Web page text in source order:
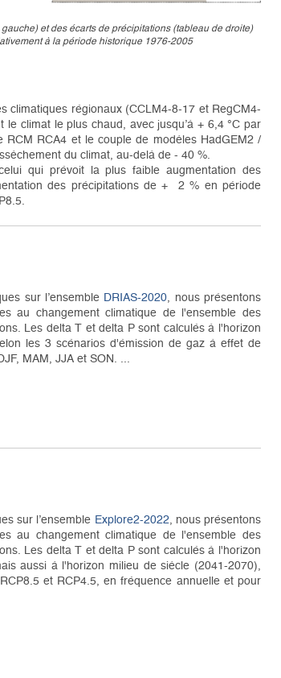
et des écarts de précipitations (tableau de droite)
à la période historique 1976-2005
climatiques régionaux (CCLM4-8-17 et RegCM4-
climat le plus chaud, avec jusqu’à + 6,4 °C par
RCA4 et le couple de modèles HadGEM2 /
du climat, au-delà de - 40 %.
qui prévoit la plus faible augmentation des
des précipitations de + 2 % en période
sur l’ensemble DRIAS-2020, nous présentons
au changement climatique de l'ensemble des
Les delta T et delta P sont calculés à l'horizon
les 3 scénarios d'émission de gaz à effet de
MAM, JJA et SON. ...
sur l’ensemble Explore2-2022, nous présentons
au changement climatique de l'ensemble des
Les delta T et delta P sont calculés à l'horizon
aussi à l'horizon milieu de siècle (2041-2070),
et RCP4.5, en fréquence annuelle et pour